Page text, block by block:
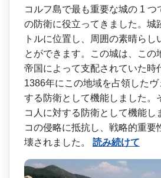
コルフ島で最も重要な城の 1 つ
の防衛に­役立ってきました。城
トルに位­置し、周囲の素晴らし
とができます­。この城は、この
帝国によって支配­されていた時
1386年にこの地域を­占領した
する防衛として機能しま­した。
コ人に対する防衛として機能­し
コの侵略に抵抗し、戦略的重要
壊されました。 読み続けて